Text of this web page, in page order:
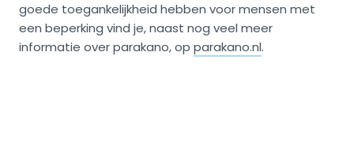
goede toegankelijkheid hebben voor mensen met
een beperking vind je, naast nog veel meer
informatie over parakano, op parakano.nl.